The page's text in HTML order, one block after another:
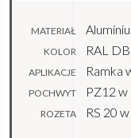
MATERIAŁ
KOLOR RAL
APLIKACJE Ramka
POCHWYT PZ12 w
ROZETA RS 20